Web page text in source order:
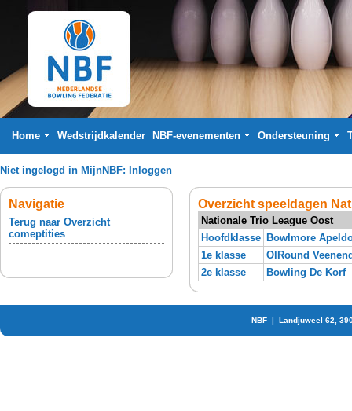
Home Wedstrijdkalender NBF-evenementen Ondersteuning
Niet ingelogd in MijnNBF: Inloggen
Navigatie
Terug naar Overzicht
comeptities
Overzicht speeldagen
Nationale Trio League Oost
Hoofdklasse Bowlmore
1e klasse
OlRound
2e klasse
Bowling De Korf
NBF | Landjuweel 62,